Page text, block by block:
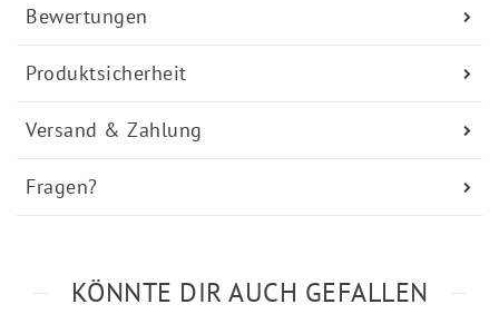
Bewertungen
Produktsicherheit
Versand & Zahlung
Fragen?
KÖNNTE DIR AUCH GEFALLEN